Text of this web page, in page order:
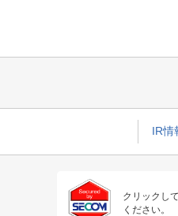
IR情
クリックし
ください。